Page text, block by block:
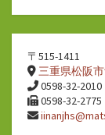
〒515-1411
三重県松阪
0598-32-2010
0598-32-2775